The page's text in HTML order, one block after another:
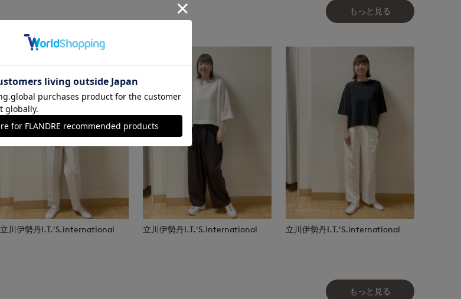
もっと見る
立川伊勢丹I.T.'S.international 立川伊勢丹I.T.'S.international 立川伊勢丹I.T.'S.international
もっと見る